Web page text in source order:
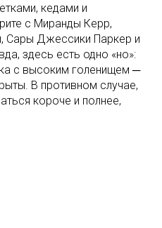
кедами и
с Миранды Керр,
Сары Джессики Паркер и
здесь есть одно «но»:
с высоким голенищем ─
В противном случае,
короче и полнее,